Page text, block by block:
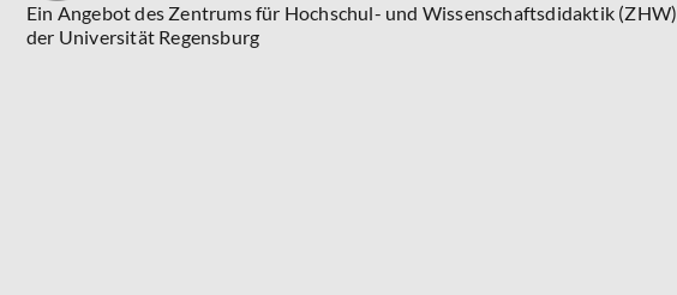
Ein Angebot des Zentrums für Hochschul- und Wissenschaftsdidaktik (ZHW)
der Universität Regensburg